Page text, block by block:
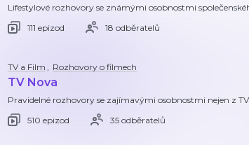
Lifestylové rozhovory se známými osobnostmi
111 epizod
18 odběratelů
TV a Film , Rozhovory o filmech
TV Nova
Pravidelné rozhovory se zajímavými osobnostmi nejen z
510 epizod
35 odběratelů